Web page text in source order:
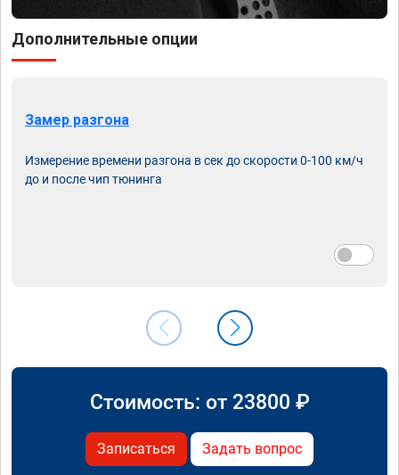
Дополнительные опции
Замер разгона
Измерение времени разгона в сек до скорости 0-100 км/ч
до и после чип тюнинга
Стоимость: от 23800 ₽
Записаться Задать вопрос